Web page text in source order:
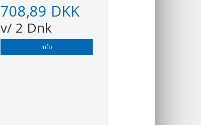
708,89 DKK
v/ 2 Dnk
Info